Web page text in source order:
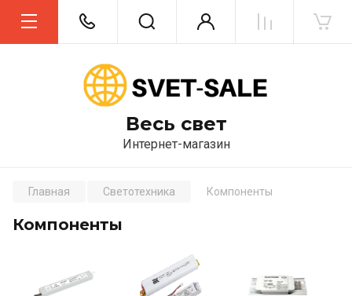
Весь свет
Интернет-магазин
Главная Светотехника Компоненты
Компоненты